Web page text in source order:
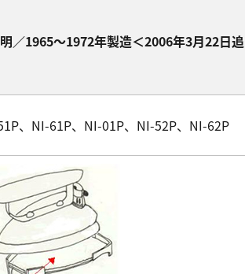
／1965～1972年製造＜2006年3月22日追
、NI-61P、NI-01P、NI-52P、NI-62P